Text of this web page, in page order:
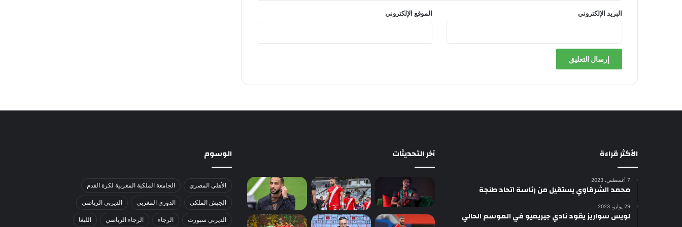
البريد الإلكتروني الموقع الإلكتروني
الأكثر قراءة
7 أغسطس، 2023
محمد الشرقاوي يستقيل من رئاسة اتحاد طنجة
29 يوليو، 2023
لويس سواريز يقود نادي جيريميو في الموسم الحالي
آخر التحديثات الوسوم
الأهلي المصري الجامعة الملكية المغربية لكرة القدم
الجيش الملكي الدوري المغربي الديربي الرياضي
الديربي سبورت الرجاء الرجاء الرياضي الليغا